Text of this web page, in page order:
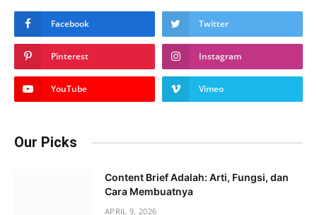
Facebook Twitter
Pinterest Instagram
YouTube Vimeo
Our Picks
Content Brief Adalah: Arti, Fungsi, dan
Cara Membuatnya
APRIL 9, 2026